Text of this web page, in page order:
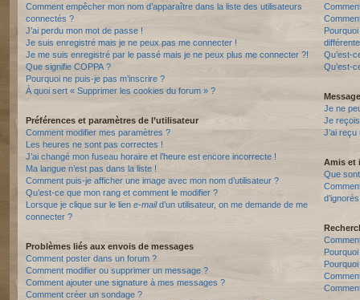
Comment empêcher mon nom d’apparaître dans la liste des utilisateurs
connectés ?
J’ai perdu mon mot de passe !
Je suis enregistré mais je ne peux pas me connecter !
Je me suis enregistré par le passé mais je ne peux plus me connecter ?!
Que signifie COPPA ?
Pourquoi ne puis-je pas m’inscrire ?
À quoi sert « Supprimer les cookies du forum » ?
Préférences et paramètres de l’utilisateur
Comment modifier mes paramètres ?
Les heures ne sont pas correctes !
J’ai changé mon fuseau horaire et l’heure est encore incorrecte !
Ma langue n’est pas dans la liste !
Comment puis-je afficher une image avec mon nom d’utilisateur ?
Qu’est-ce que mon rang et comment le modifier ?
Lorsque je clique sur le lien e-maild’un utilisateur, on me demande de me
connecter ?
Problèmes liés aux envois de messages
Comment poster dans un forum ?
Comment modifier ou supprimer un message ?
Comment ajouter une signature à mes messages ?
Comment créer un sondage ?
Qu’est-
Qu’est-
Je ne
Je
J’ai
Amis et
Que